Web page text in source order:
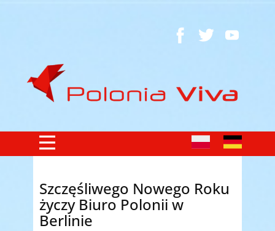
Szczęśliwego Nowego Roku
życzy Biuro Polonii w
Berlinie